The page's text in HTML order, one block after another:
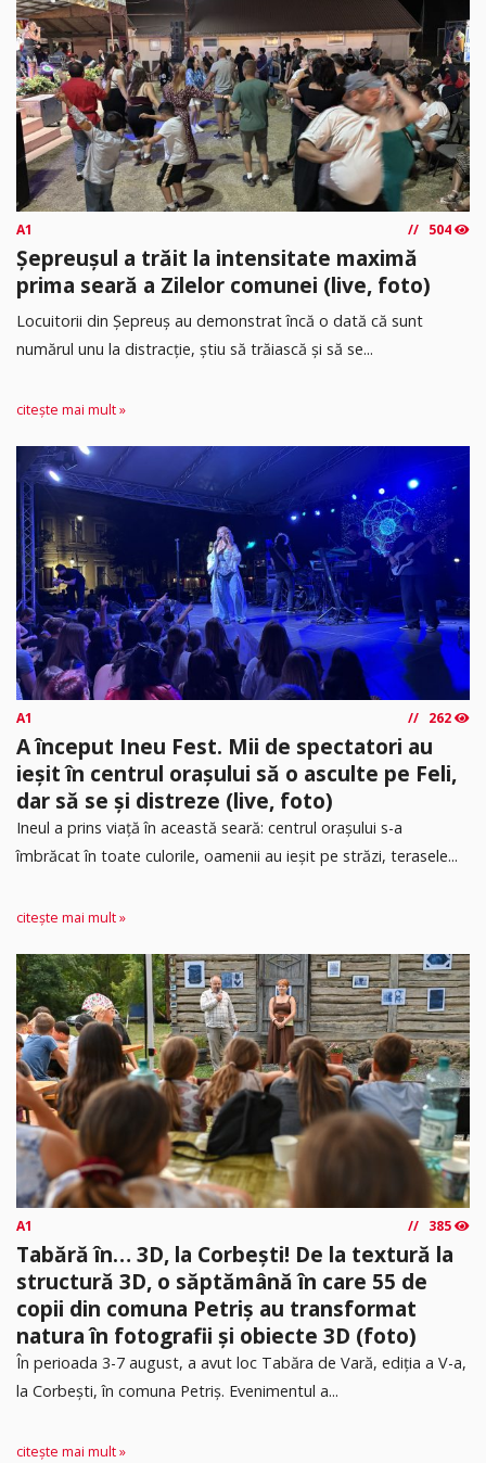
A1 504
Șepreușul a trăit la intensitate maximă
prima seară a Zilelor comunei (live, foto)
Locuitorii din Șepreuș au demonstrat încă o dată că sunt
numărul unu la distracție, știu să trăiască și să se...
citește mai mult »
A1 262
A început Ineu Fest. Mii de spectatori au
ieșit în centrul orașului să o asculte pe Feli,
dar să se și distreze (live, foto)
Ineul a prins viață în această seară: centrul orașului s-a
îmbrăcat în toate culorile, oamenii au ieșit pe străzi, terasele...
citește mai mult »
A1 385
Tabără în… 3D, la Corbești! De la textură la
structură 3D, o săptămână în care 55 de
copii din comuna Petriș au transformat
natura în fotografii și obiecte 3D (foto)
În perioada 3-7 august, a avut loc Tabăra de Vară, ediția a V-a,
la Corbești, în comuna Petriș. Evenimentul a...
citește mai mult »